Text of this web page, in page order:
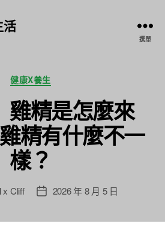
選單
分
類
健康X養生
雞精是怎麼來
精有什麼不一
樣？
x Cliff
文 2026 年 8 月 5 日